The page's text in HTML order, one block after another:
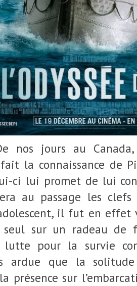
nos jours au
la connaissance de
ci lui promet de lui
au passage les clefs
il fut en effet
sur un radeau de
lutte pour la survie
ardue que la
présence sur